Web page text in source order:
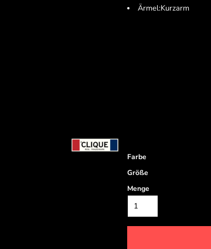
Ärmel:Kurzarm
Farbe
Größe
Menge